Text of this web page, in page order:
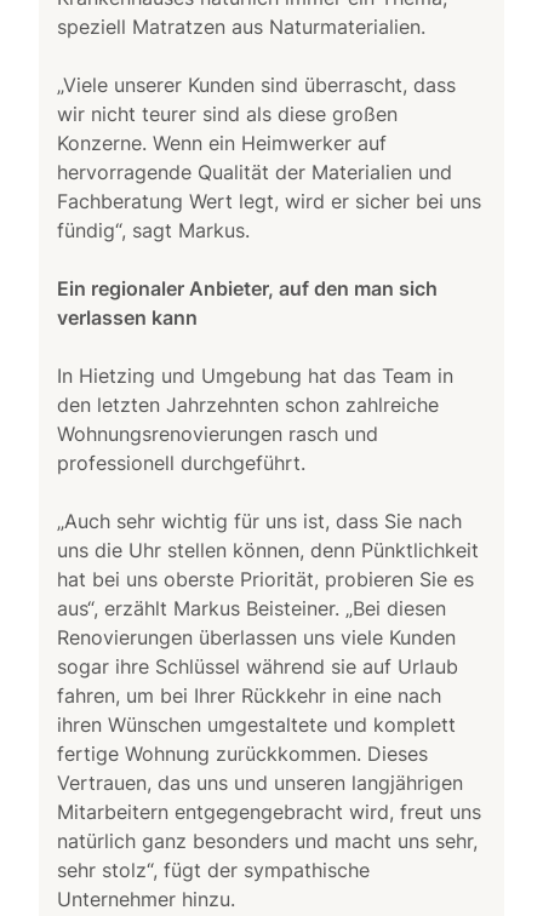
speziell Matratzen aus Naturmaterialien.
„Viele unserer Kunden sind überrascht, dass
wir nicht teurer sind als diese großen
Konzerne. Wenn ein Heimwerker auf
hervorragende Qualität der Materialien und
Fachberatung Wert legt, wird er sicher bei uns
fündig“, sagt Markus.
Ein regionaler Anbieter, auf den man sich
verlassen kann
In Hietzing und Umgebung hat das Team in
den letzten Jahrzehnten schon zahlreiche
Wohnungsrenovierungen rasch und
professionell durchgeführt.
„Auch sehr wichtig für uns ist, dass Sie nach
uns die Uhr stellen können, denn Pünktlichkeit
hat bei uns oberste Priorität, probieren Sie es
aus“, erzählt Markus Beisteiner. „Bei diesen
Renovierungen überlassen uns viele Kunden
sogar ihre Schlüssel während sie auf Urlaub
fahren, um bei Ihrer Rückkehr in eine nach
ihren Wünschen umgestaltete und komplett
fertige Wohnung zurückkommen. Dieses
Vertrauen, das uns und unseren langjährigen
Mitarbeitern entgegengebracht wird, freut uns
natürlich ganz besonders und macht uns sehr,
sehr stolz“, fügt der sympathische
Unternehmer hinzu.